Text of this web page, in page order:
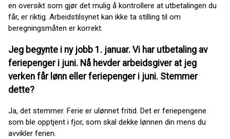
en oversikt som gjør det mulig å kontrollere at utbetalingen du
får, er riktig. Arbeidstilsynet kan ikke ta stilling til om
beregningsmåten er korrekt.
Jeg begynte i ny jobb 1. januar. Vi har utbetaling av
feriepenger i juni. Nå hevder arbeidsgiver at jeg
verken får lønn eller feriepenger i juni. Stemmer
dette?
Ja, det stemmer. Ferie er ulønnet fritid. Det er feriepengene
som ble opptjent i fjor, som skal dekke lønnen din mens du
avvikler ferien.